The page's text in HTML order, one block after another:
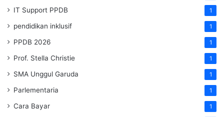
IT Support PPDB 1
pendidikan inklusif 1
PPDB 2026 1
Prof. Stella Christie 1
SMA Unggul Garuda 1
Parlementaria 1
Cara Bayar 1